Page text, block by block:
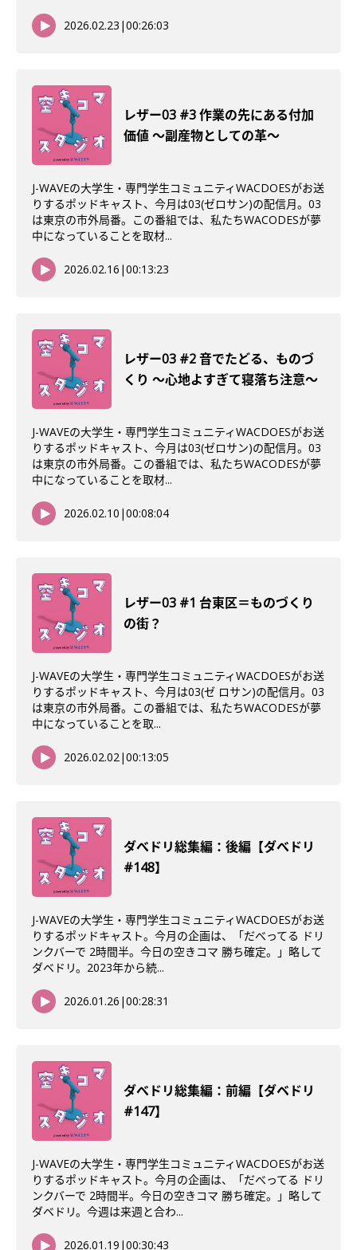
2026.02.23 |00:26:03
レザー03 #3 作業の先にある付加
価値 〜副産物としての革〜
J-WAVEの大学生・専門学生コミュニティWACDOESがお送
りするポッドキャスト、今月は03(ゼロサン)の配信月。03
は東京の市外局番。この番組では、私たちWACODESが夢
中になっていることを取材...
2026.02.16 |00:13:23
レザー03 #2 音でたどる、ものづ
くり 〜心地よすぎて寝落ち注意〜
J-WAVEの大学生・専門学生コミュニティWACDOESがお送
りするポッドキャスト、今月は03(ゼロサン)の配信月。03
は東京の市外局番。この番組では、私たちWACODESが夢
中になっていることを取材...
2026.02.10 |00:08:04
レザー03 #1 台東区＝ものづくり
の街？
J-WAVEの大学生・専門学生コミュニティWACDOESがお送
りするポッドキャスト、今月は03(ゼ ロサン)の配信月。03
は東京の市外局番。この番組では、私たちWACODESが夢
中になっていることを取...
2026.02.02|00:13:05
ダべドリ総集編：後編【ダべドリ
#148】
J-WAVEの大学生・専門学生コミュニティWACDOESがお送
りするポッドキャスト。今月の企画は、「だべってる ドリ
ンクバーで 2時間半。今日の空きコマ 勝ち確定。」略して
ダベドリ。2023年から続...
2026.01.26 |00:28:31
ダべドリ総集編：前編【ダベドリ
#147】
J-WAVEの大学生・専門学生コミュニティWACDOESがお送
りするポッドキャスト。今月の企画は、「だべってる ドリ
ンクバーで 2時間半。今日の空きコマ 勝ち確定。」略して
ダベドリ。今週は来週と合わ...
2026.01.19 |00:30:43